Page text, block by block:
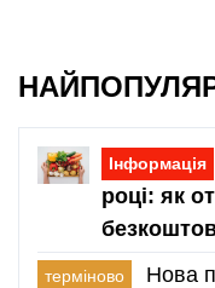
Інформація
році: як
терміново
Нова